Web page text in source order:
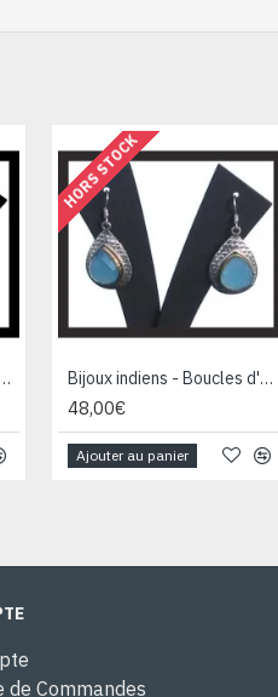
Bijoux indiens - Création Boucles d'oreilles Onyx
HORS STOCK
Bijoux indiens - Boucles d'Oreilles indiennes Calcédoine bleue
48,00€
Ajouter au panier
de Commandes